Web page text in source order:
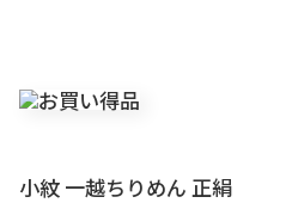
小紋 一越ちりめん 正絹